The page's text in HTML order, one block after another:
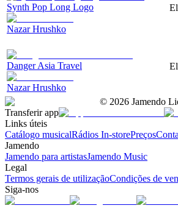
Synth Pop Long Logo
Nazar Hrushko
Danger Asia Travel
Nazar Hrushko
© 2026 Jamendo
Transferir app
Links úteis
Catálogo musicalRádios In-storePreços
Jamendo
Jamendo para artistasJamendo Music
Legal
Termos gerais de utilizaçãoCondições de
Siga-nos